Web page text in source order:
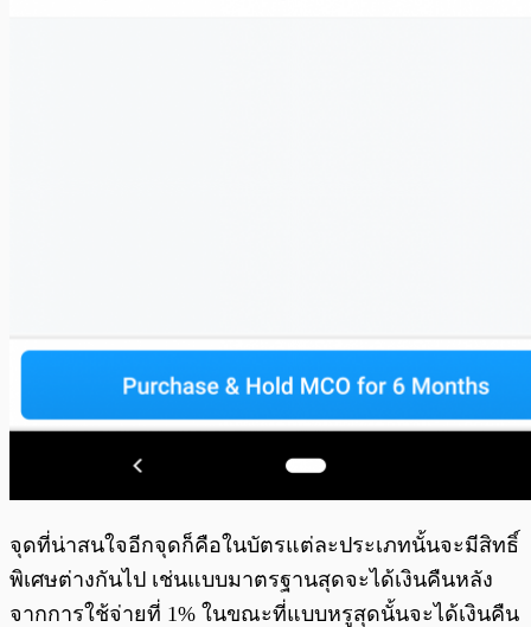
จุดที่น่าสนใจอีกจุดก็คือในบัตรแต่ละประเภทนั้นจะมีสิทธิ์
พิเศษต่างกันไป เช่นแบบมาตรฐานสุดจะได้เงินคืนหลัง
จากการใช้จ่ายที่ 1% ในขณะที่แบบหรูสุดนั้นจะได้เงินคืน